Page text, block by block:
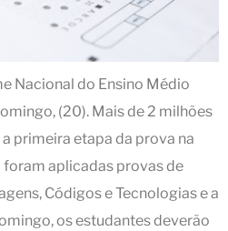
Nacional do Ensino Médio
(20). Mais de 2 milhões
primeira etapa da prova na
foram aplicadas provas de
Códigos e Tecnologias e a
os estudantes deverão